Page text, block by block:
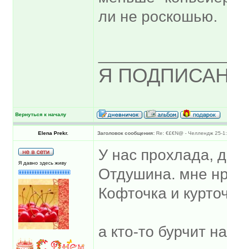
ли не роскошью.
Я
Вернуться к началу
Elena Prekr. Заголовок сообщения: Re: €£€N@ - Челлендж 25-
Я давно здесь живу
У нас прохлада,
Отдушина. мне
Кофточка и
а кто-то бурчит